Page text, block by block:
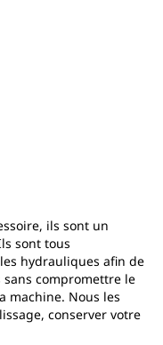
ils sont un
sont tous
hydrauliques afin de
compromettre le
machine. Nous les
conserver votre